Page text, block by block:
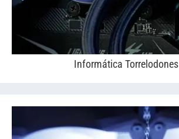
Informática Torrelodones